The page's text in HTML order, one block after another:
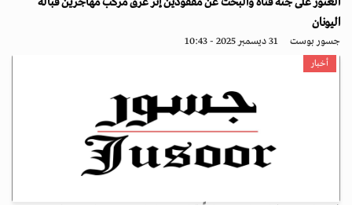
اليونان
جسور بوست 31 ديسمبر 2025 - 10:43
أخبار